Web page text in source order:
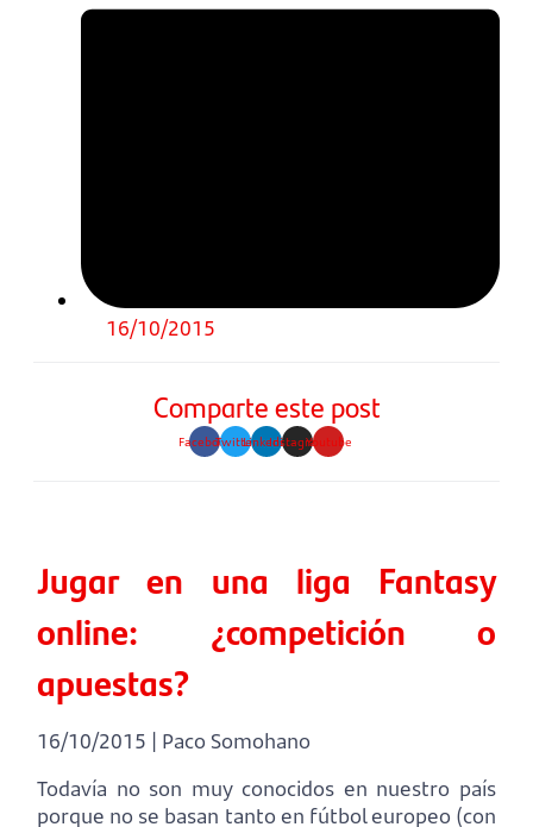
16/10/2015
Comparte este post
FacebookTwitterLinkedinInstagramYoutube
Jugar en una liga Fantasy
online: ¿competición o
apuestas?
16/10/2015 | Paco Somohano
Todavía no son muy conocidos en nuestro país
porque no se basan tanto en fútbol europeo (con